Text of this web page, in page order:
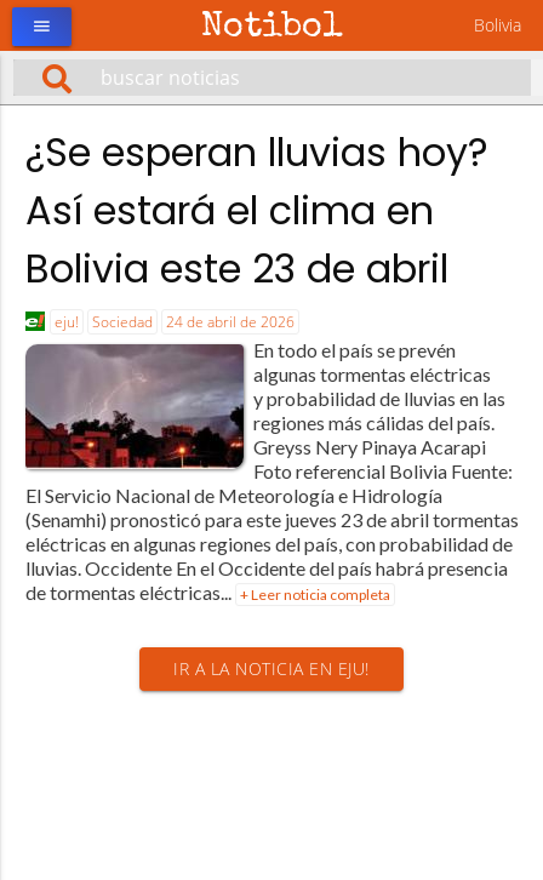
Notibol Bolivia
menu
¿Se esperan lluvias hoy?
Así estará el clima en
Bolivia este 23 de abril
eju! Sociedad 24 de abril de 2026
En todo el país se prevén
algunas tormentas eléctricas
y probabilidad de lluvias en las
regiones más cálidas del país.
Greyss Nery Pinaya Acarapi
Foto referencial Bolivia Fuente:
El Servicio Nacional de Meteorología e Hidrología
(Senamhi) pronosticó para este jueves 23 de abril tormentas
eléctricas en algunas regiones del país, con probabilidad de
lluvias. Occidente En el Occidente del país habrá presencia
de tormentas eléctricas... + Leer noticia completa
IR A LA NOTICIA EN EJU!